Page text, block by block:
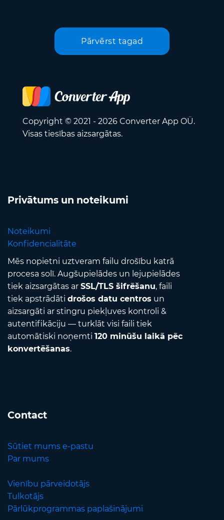
Pārvērst tagad
Copyright © 2021 - 2026 Converter App OÜ.
Visas tiesības aizsargātas.
Privātums un noteikumi
Noteikumi
Konfidencialitāte
Mēs nopietni uztveram failu drošību katrā
procesa solī. Augšupielādes un lejupielādes
tiek aizsargātas ar SSL/TLS šifrēšanu, faili
tiek apstrādāti drošos datu centros un
aizsargāti ar stingru piekļuves kontroli &
autentifikāciju — turklāt visi faili tiek
automātiski noņemti 120 minūšu laikā pēc
konvertēšanas.
Contact
Sūtiet mums e-pastu
Par mums
Vienību pārveidotājs
Tulkotājs
Pārlūkprogrammas paplašinājumi